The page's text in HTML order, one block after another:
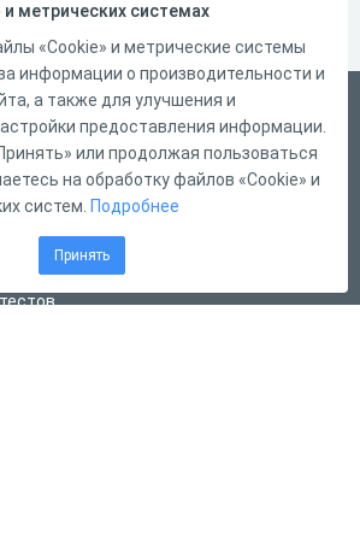
связи
и метрических системах
«Cookie» и метрические системы
информации о производительности и
а также для улучшения и
предоставления информации.
или продолжая пользоваться
на обработку файлов «Cookie» и
систем. Подробнее
Принять